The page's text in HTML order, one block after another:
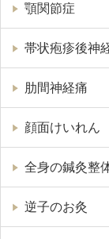
顎関節症
帯状疱疹後神
肋間神経痛
顔面けいれん
全身の鍼灸整
逆子のお灸